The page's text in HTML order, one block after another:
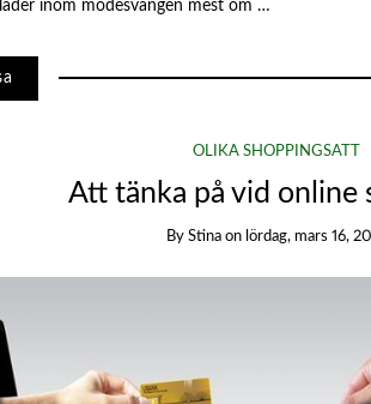
inom modesvängen mest om …
OLIKA SHOPPINGSÄTT
Att tänka på vid online
ByStina on lördag, mars 16,